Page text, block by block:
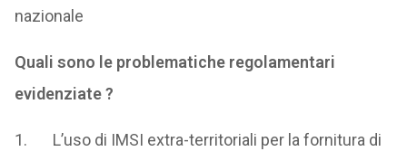
nazionale
Quali sono le problematiche regolamentari
evidenziate ?
1. L’uso di IMSI extra-territoriali per la fornitura di